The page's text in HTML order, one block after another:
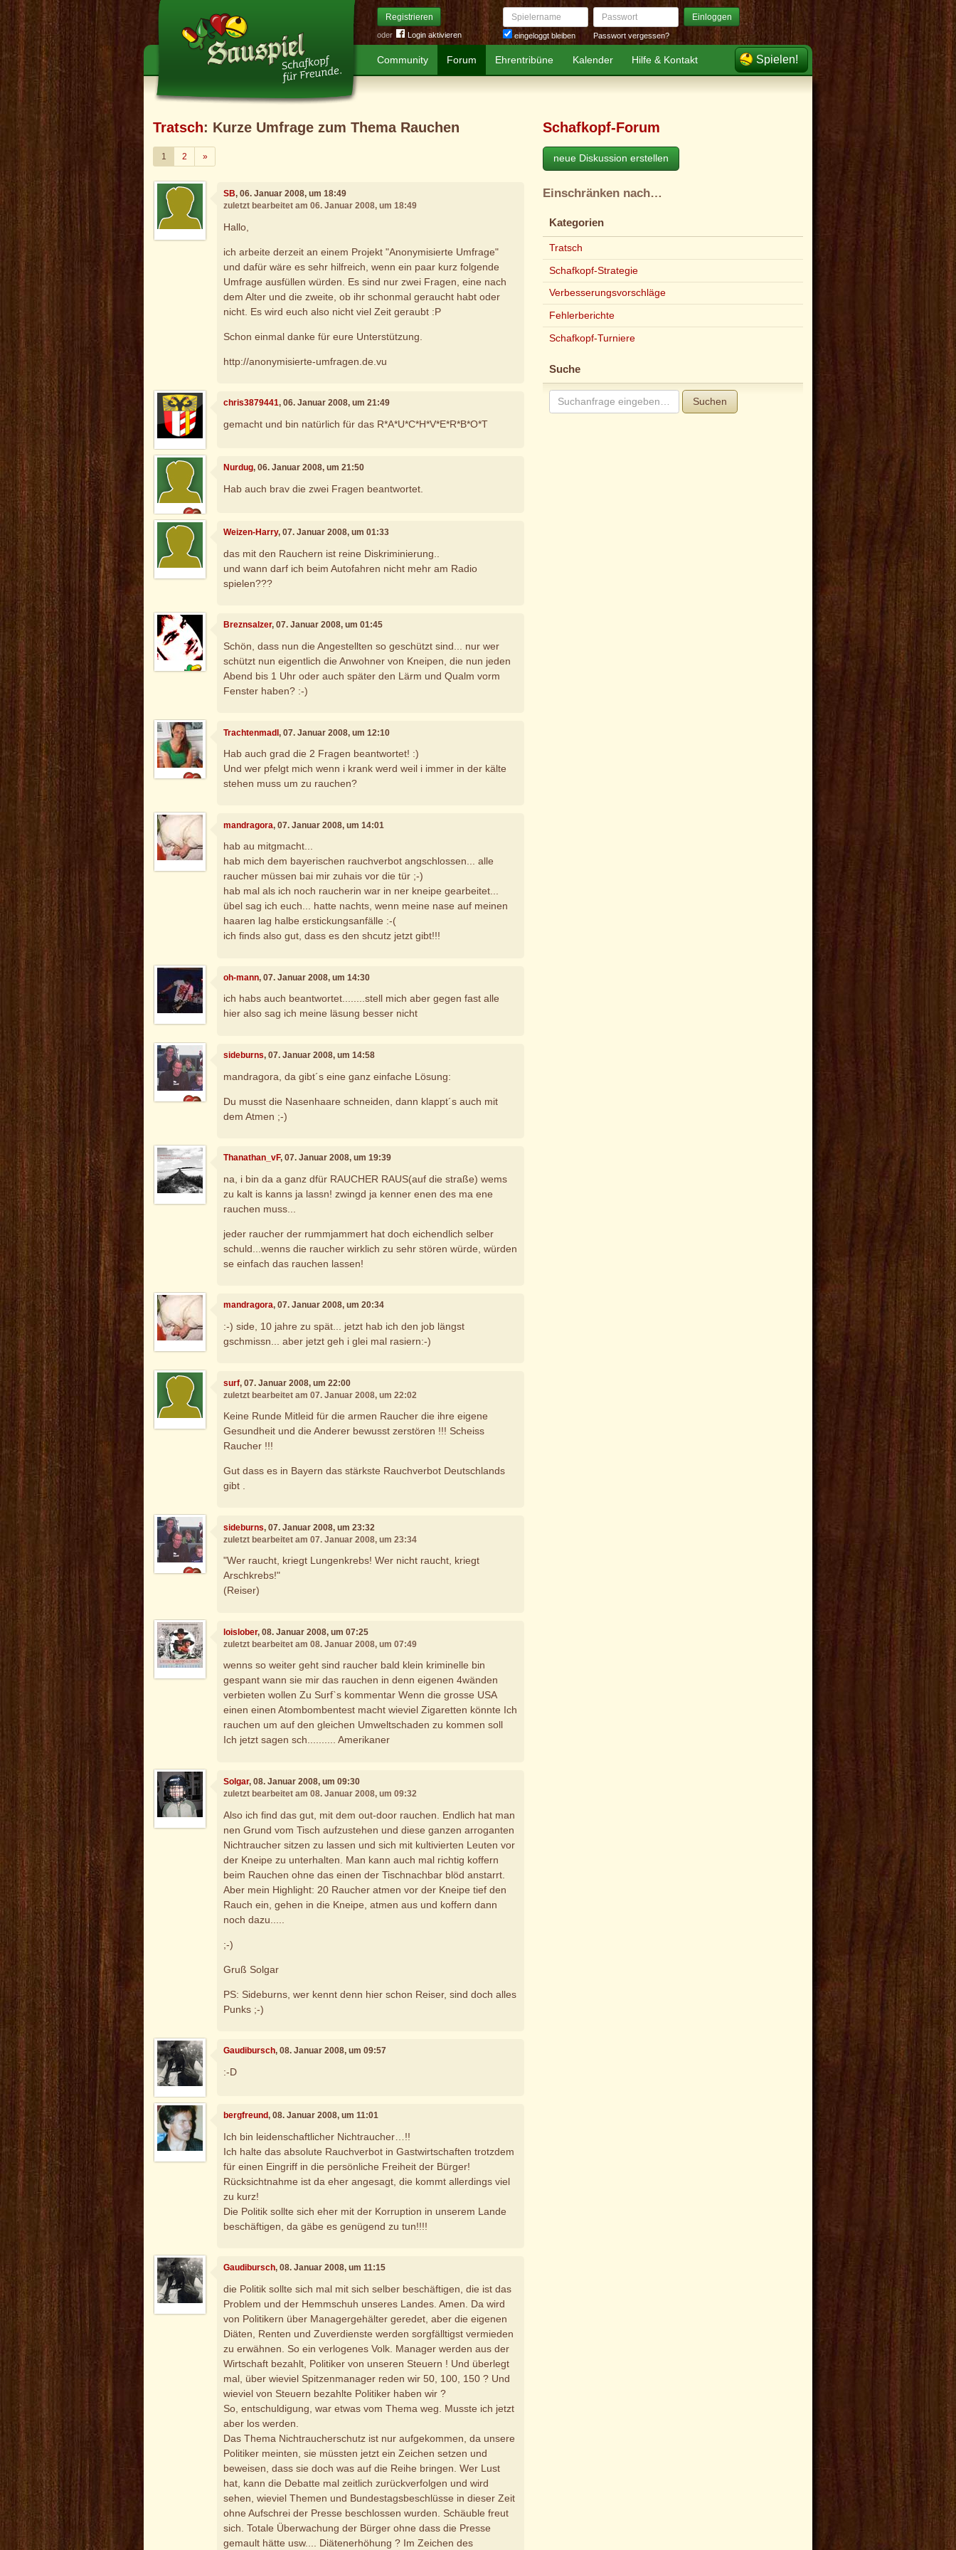
Registrieren
oder Login aktivieren
Spielername
eingeloggt bleiben
Passwort Einloggen
Passwort vergessen?
Community Forum Ehrentribüne Kalender Hilfe & Kontakt Spielen!
Tratsch: Kurze Umfrage zum Thema Rauchen
1 2 »Weiter
SB, 06. Januar 2008, um 18:49
zuletzt bearbeitet am 06. Januar 2008, um 18:49
Hallo,
ich arbeite derzeit an einem Projekt "Anonymisierte Umfrage"
und dafür wäre es sehr hilfreich, wenn ein paar kurz folgende
Umfrage ausfüllen würden. Es sind nur zwei Fragen, eine nach
dem Alter und die zweite, ob ihr schonmal geraucht habt oder
nicht. Es wird euch also nicht viel Zeit geraubt :P
Schon einmal danke für eure Unterstützung.
http://anonymisierte-umfragen.de.vu
chris3879441, 06. Januar 2008, um 21:49
gemacht und bin natürlich für das R*A*U*C*H*V*E*R*B*O*T
Nurdug, 06. Januar 2008, um 21:50
Hab auch brav die zwei Fragen beantwortet.
Weizen-Harry, 07. Januar 2008, um 01:33
das mit den Rauchern ist reine Diskriminierung..
und wann darf ich beim Autofahren nicht mehr am Radio
spielen???
Breznsalzer, 07. Januar 2008, um 01:45
Schön, dass nun die Angestellten so geschützt sind... nur wer
schützt nun eigentlich die Anwohner von Kneipen, die nun jeden
Abend bis 1 Uhr oder auch später den Lärm und Qualm vorm
Fenster haben? :-)
Trachtenmadl, 07. Januar 2008, um 12:10
Hab auch grad die 2 Fragen beantwortet! :)
Und wer pfelgt mich wenn i krank werd weil i immer in der kälte
stehen muss um zu rauchen?
mandragora, 07. Januar 2008, um 14:01
hab au mitgmacht...
hab mich dem bayerischen rauchverbot angschlossen... alle
raucher müssen bai mir zuhais vor die tür ;-)
hab mal als ich noch raucherin war in ner kneipe gearbeitet...
übel sag ich euch... hatte nachts, wenn meine nase auf meinen
haaren lag halbe erstickungsanfälle :-(
ich finds also gut, dass es den shcutz jetzt gibt!!!
oh-mann, 07. Januar 2008, um 14:30
ich habs auch beantwortet........stell mich aber gegen fast alle
hier also sag ich meine läsung besser nicht
sideburns, 07. Januar 2008, um 14:58
mandragora, da gibt´s eine ganz einfache Lösung:
Du musst die Nasenhaare schneiden, dann klappt´s auch mit
dem Atmen ;-)
Thanathan_vF, 07. Januar 2008, um 19:39
na, i bin da a ganz dfür RAUCHER RAUS(auf die straße) wems
zu kalt is kanns ja lassn! zwingd ja kenner enen des ma ene
rauchen muss...
jeder raucher der rummjammert hat doch eichendlich selber
schuld...wenns die raucher wirklich zu sehr stören würde, würden
se einfach das rauchen lassen!
mandragora, 07. Januar 2008, um 20:34
:-) side, 10 jahre zu spät... jetzt hab ich den job längst
gschmissn... aber jetzt geh i glei mal rasiern:-)
surf, 07. Januar 2008, um 22:00
zuletzt bearbeitet am 07. Januar 2008, um 22:02
Keine Runde Mitleid für die armen Raucher die ihre eigene
Gesundheit und die Anderer bewusst zerstören !!! Scheiss
Raucher !!!
Gut dass es in Bayern das stärkste Rauchverbot Deutschlands
gibt .
sideburns, 07. Januar 2008, um 23:32
zuletzt bearbeitet am 07. Januar 2008, um 23:34
"Wer raucht, kriegt Lungenkrebs! Wer nicht raucht, kriegt
Arschkrebs!"
(Reiser)
loislober, 08. Januar 2008, um 07:25
zuletzt bearbeitet am 08. Januar 2008, um 07:49
wenns so weiter geht sind raucher bald klein kriminelle bin
gespant wann sie mir das rauchen in denn eigenen 4wänden
verbieten wollen Zu Surf`s kommentar Wenn die grosse USA
einen einen Atombombentest macht wieviel Zigaretten könnte Ich
rauchen um auf den gleichen Umweltschaden zu kommen soll
Ich jetzt sagen sch.......... Amerikaner
Solgar, 08. Januar 2008, um 09:30
zuletzt bearbeitet am 08. Januar 2008, um 09:32
Also ich find das gut, mit dem out-door rauchen. Endlich hat man
nen Grund vom Tisch aufzustehen und diese ganzen arroganten
Nichtraucher sitzen zu lassen und sich mit kultivierten Leuten vor
der Kneipe zu unterhalten. Man kann auch mal richtig koffern
beim Rauchen ohne das einen der Tischnachbar blöd anstarrt.
Aber mein Highlight: 20 Raucher atmen vor der Kneipe tief den
Rauch ein, gehen in die Kneipe, atmen aus und koffern dann
noch dazu.....
;-)
Gruß Solgar
PS: Sideburns, wer kennt denn hier schon Reiser, sind doch alles
Punks ;-)
Gaudibursch, 08. Januar 2008, um 09:57
:-D
bergfreund, 08. Januar 2008, um 11:01
Ich bin leidenschaftlicher Nichtraucher…!!
Ich halte das absolute Rauchverbot in Gastwirtschaften trotzdem
für einen Eingriff in die persönliche Freiheit der Bürger!
Rücksichtnahme ist da eher angesagt, die kommt allerdings viel
zu kurz!
Die Politik sollte sich eher mit der Korruption in unserem Lande
beschäftigen, da gäbe es genügend zu tun!!!!
Gaudibursch, 08. Januar 2008, um 11:15
die Politik sollte sich mal mit sich selber beschäftigen, die ist das
Problem und der Hemmschuh unseres Landes. Amen. Da wird
von Politikern über Managergehälter geredet, aber die eigenen
Diäten, Renten und Zuverdienste werden sorgfälltigst vermieden
zu erwähnen. So ein verlogenes Volk. Manager werden aus der
Wirtschaft bezahlt, Politiker von unseren Steuern ! Und überlegt
mal, über wieviel Spitzenmanager reden wir 50, 100, 150 ? Und
wieviel von Steuern bezahlte Politiker haben wir ?
So, entschuldigung, war etwas vom Thema weg. Musste ich jetzt
aber los werden.
Das Thema Nichtraucherschutz ist nur aufgekommen, da unsere
Politiker meinten, sie müssten jetzt ein Zeichen setzen und
beweisen, dass sie doch was auf die Reihe bringen. Wer Lust
hat, kann die Debatte mal zeitlich zurückverfolgen und wird
sehen, wieviel Themen und Bundestagsbeschlüsse in dieser Zeit
ohne Aufschrei der Presse beschlossen wurden. Schäuble freut
sich. Totale Überwachung der Bürger ohne dass die Presse
gemault hätte usw.... Diätenerhöhung ? Im Zeichen des
Schafkopf-Forum
neue Diskussion erstellen
Einschränken nach…
Kategorien
Tratsch
Schafkopf-Strategie
Verbesserungsvorschläge
Fehlerberichte
Schafkopf-Turniere
Suche
Suchen